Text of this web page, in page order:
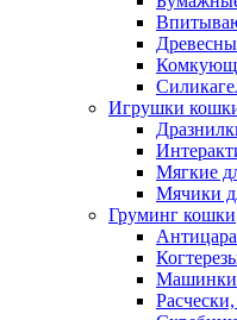
Игрушки
Мягкие
Мячики
Груминг кошки
Машинки